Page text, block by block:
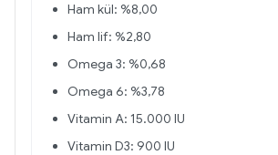
Ham kül: %8,00
Ham lif: %2,80
Omega 3: %0,68
Omega 6: %3,78
Vitamin A: 15.000 IU
Vitamin D3: 900 IU